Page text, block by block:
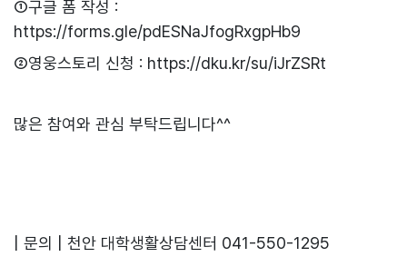
①구글 폼 작성 :
https://forms.gle/pdESNaJfogRxgpHb9
②영웅스토리 신청 : https://dku.kr/su/iJrZSRt
많은 참여와 관심 부탁드립니다^^
| 문의 | 천안 대학생활상담센터 041-550-1295